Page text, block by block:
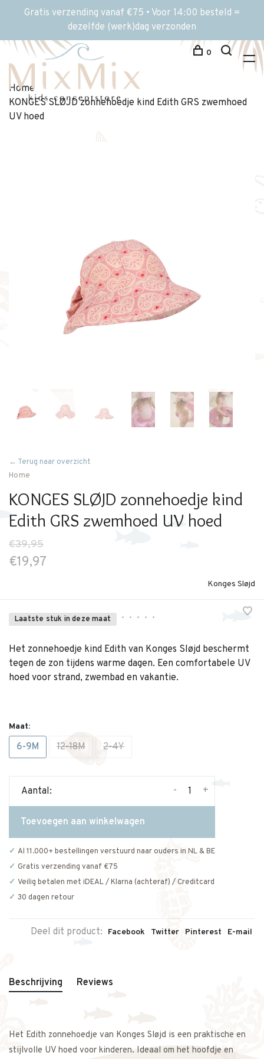
Gratis verzending vanaf €75 • Voor 14:00 besteld =
dezelfde (werk)dag verzonden
0
Home
KONGES SLØJD zonnehoedje kind Edith GRS zwemhoed
UV hoed
← Terug naar overzicht
Home
KONGES SLØJD zonnehoedje kind
Edith GRS zwemhoed UV hoed
€39,95
€19,97
Konges Sløjd
Laatste stuk in deze maat • • • • •
Het zonnehoedje kind Edith van Konges Sløjd beschermt
tegen de zon tijdens warme dagen. Een comfortabele UV
hoed voor strand, zwembad en vakantie.
Maat:
6-9M 12-18M 2-4Y
Aantal: +
-
Toevoegen aan winkelwagen
Al 11.000+ bestellingen verstuurd naar ouders in NL & BE
Gratis verzending vanaf €75
Veilig betalen met iDEAL / Klarna (achteraf) / Creditcard
30 dagen retour
Deel dit product: Facebook Twitter Pinterest E-mail
Beschrijving Reviews
Het Edith zonnehoedje van Konges Sløjd is een praktische en
stijlvolle UV hoed voor kinderen. Ideaal om het hoofdje en